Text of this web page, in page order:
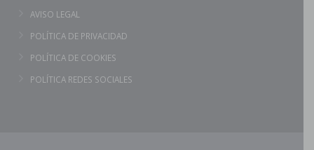
AVISO LEGAL
POLÍTICA DE PRIVACIDAD
POLÍTICA DE COOKIES
POLÍTICA REDES SOCIALES